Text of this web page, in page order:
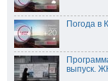
Погода в
выпуск.